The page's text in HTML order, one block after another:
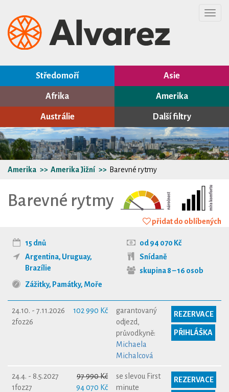
Středomoří Asie
Afrika Amerika
Austrálie Další filtry
Amerika Amerika Jižní Barevné rytmy
Barevné rytmy
přidat do oblíbených
15 dnů
od 94 070 Kč
Argentina, Uruguay,
Brazílie
Snídaně
skupina 8 – 16 osob
Zážitky, Památky, Moře
24.10. - 7.11.2026
2foz26
102 990 Kč
garantovaný
odjezd,
průvodkyně:
Michaela
Michalcová
REZERVACE
PŘIHLÁŠKA
24.4. - 8.5.2027
1foz27
97 990 Kč
94 070 Kč
se slevou First
minute
REZERVACE